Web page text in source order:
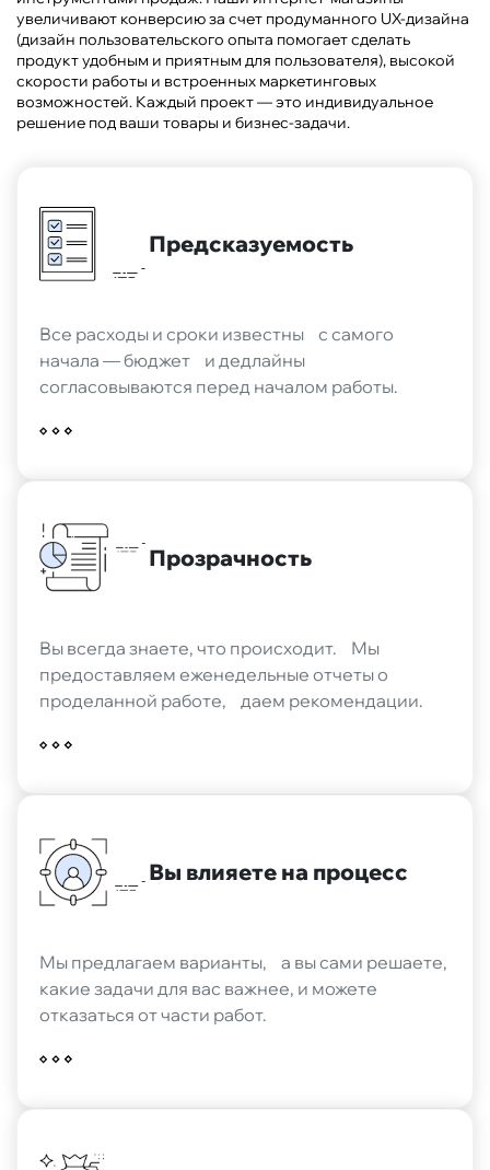
увеличивают конверсию за счет продуманного UX-дизайна
(дизайн пользовательского опыта помогает сделать
продукт удобным и приятным для пользователя), высокой
скорости работы и встроенных маркетинговых
возможностей. Каждый проект — это индивидуальное
решение под ваши товары и бизнес-задачи.
Предсказуемость
Все расходы и сроки известны с самого
начала — бюджет и дедлайны
согласовываются перед началом работы.
Прозрачность
Вы всегда знаете, что происходит. Мы
предоставляем еженедельные отчеты о
проделанной работе, даем рекомендации.
Вы влияете на процесс
Мы предлагаем варианты, а вы сами решаете,
какие задачи для вас важнее, и можете
отказаться от части работ.